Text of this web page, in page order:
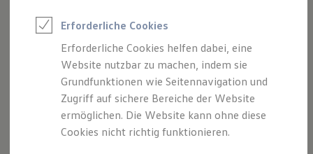
Elektroauto Leasing
Kleinwagen-Leasing
Leasing ohne Anzahlung
Finanzierung
Autokredit mit Schlussrate
Versicherungen und Garantien
Kfz-Versicherung
Restschuldversicherungen
Garantien
Impressum
Datenschutzerklärung
Impressum
Erforderliche Cookies
Erforderliche Cookies helfen dabei, eine
Website nutzbar zu machen, indem sie
Grundfunktionen wie Seitennavigation und
Zugriff auf sichere Bereiche der Website
ermöglichen. Die Website kann ohne diese
Cookies nicht richtig funktionieren.